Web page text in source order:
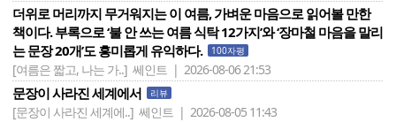
더위로 머리까지 무거워지는 이 여름, 가벼운 마음으로 읽어볼 만한
책이다. 부록으로 ‘불 안 쓰는 여름 식탁 12가지’와 ‘장마철 마음을 말리
는 문장 20개’도 흥미롭게 유익하다.
100자평
[여름은 짧고, 나는 가..] 쎄인트 | 2026-08-06 21:53
문장이 사라진 세계에서 리뷰
[문장이 사라진 세계에..] 쎄인트 | 2026-08-05 11:43